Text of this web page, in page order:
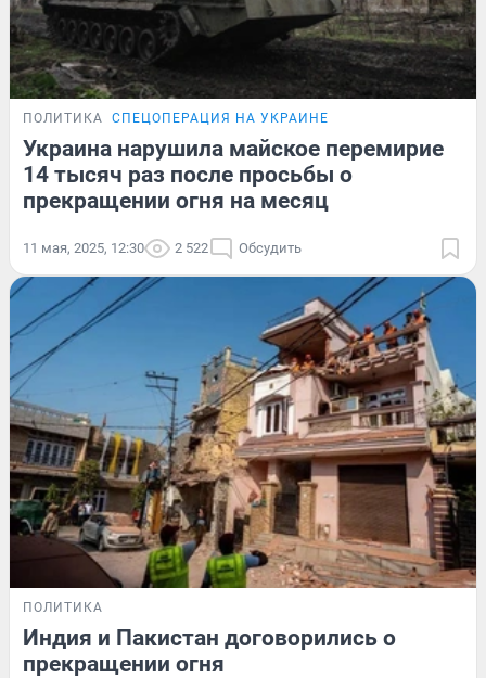
ПОЛИТИКА СПЕЦОПЕРАЦИЯ НА УКРАИНЕ
Украина нарушила майское перемирие
14 тысяч раз после просьбы о
прекращении огня на месяц
11 мая, 2025, 12:30 2 522 Обсудить
ПОЛИТИКА
Индия и Пакистан договорились о
прекращении огня